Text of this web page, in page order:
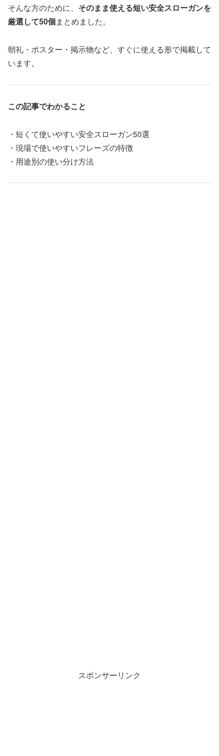
そんな方のために、 そのまま使える短い安全スローガンを
厳選して50個まとめました。
朝礼・ポスター・掲示物など、すぐに使える形で掲載して
います。
この記事でわかること
・短くて使いやすい安全スローガン50選
・現場で使いやすいフレーズの特徴
・用途別の使い分け方法
スポンサーリンク